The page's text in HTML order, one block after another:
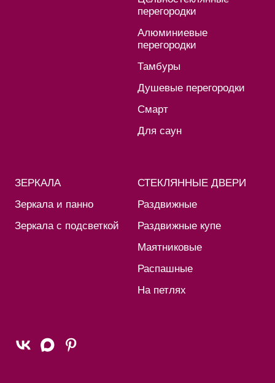
перегородки
Алюминиевые
перегородки
Тамбуры
Душевые перегородки
Смарт
Для саун
ЗЕРКАЛА
Зеркала и панно
Зеркала с подсветкой
СТЕКЛЯННЫЕ ДВЕРИ
Раздвижные
Раздвижные купе
Маятниковые
Распашные
На петлях